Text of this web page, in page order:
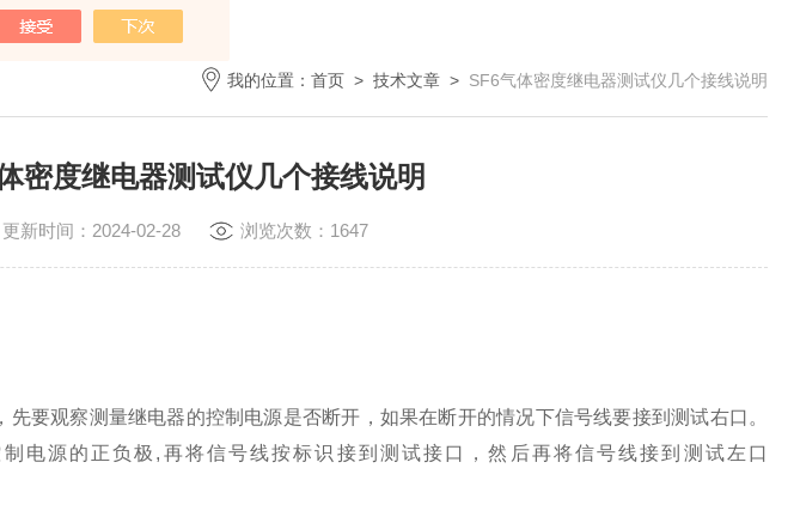
我的位置： 首页 > 技术文章 > SF6气体密度继电器测试仪几个接线说明
密度继电器测试仪几个接线说明
更新时间：2024-02-28 浏览次数：1647
要观察测量继电器的控制电源是否断开，如果在断开的情况下信号线要接到测试右口。
电源的正负极,再将信号线按标识接到测试接口，然后再将信号线接到测试左口